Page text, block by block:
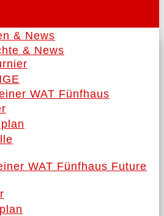
& News
& News
WAT Fünfhaus
WAT Fünfhaus Future